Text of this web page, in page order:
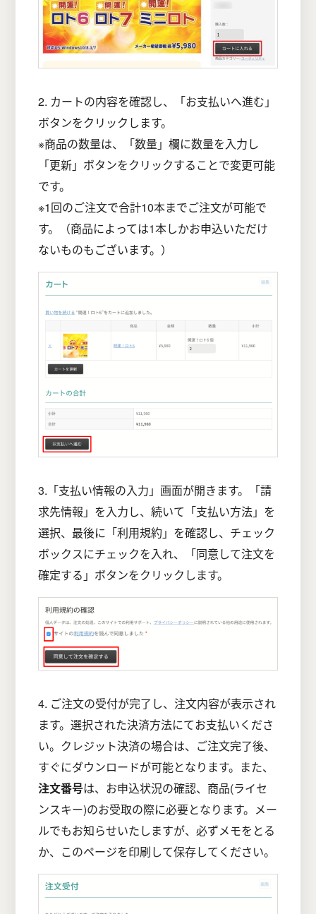
2. カートの内容を確認し、「お支払いへ進む」
ボタンをクリックします。
※商品の数量は、「数量」欄に数量を入力し
「更新」ボタンをクリックすることで変更可能
です。
※1回のご注文で合計10本までご注文が可能で
す。（商品によっては1本しかお申込いただけ
ないものもございます。）
3.「支払い情報の入力」画面が開きます。「請
求先情報」を入力し、続いて「支払い方法」を
選択、最後に「利用規約」を確認し、チェック
ボックスにチェックを入れ、「同意して注文を
確定する」ボタンをクリックします。
4. ご注文の受付が完了し、注文内容が表示され
ます。選択された決済方法にてお支払いくださ
い。クレジット決済の場合は、ご注文完了後、
すぐにダウンロードが可能となります。また、
注文番号は、お申込状況の確認、商品(ライセ
ンスキー)のお受取の際に必要となります。メー
ルでもお知らせいたしますが、必ずメモをとる
か、このページを印刷して保存してください。